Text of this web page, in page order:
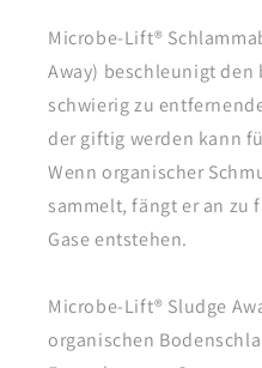
Microbe-Lift®
Away) beschleunigt
schwierig zu
der giftig werden kann
Wenn organischer
sammelt, fängt er an zu
Gase entstehen.
Microbe-Lift® Sludge
organischen